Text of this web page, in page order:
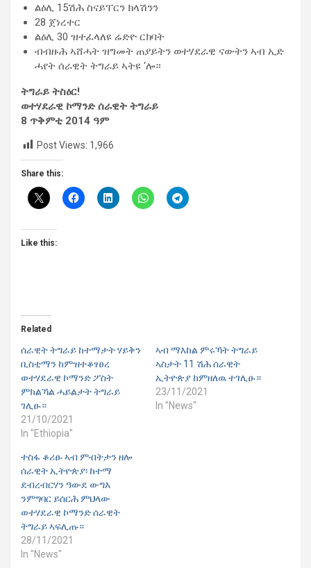
ልዕሊ 15ሽሕ ስናይፐርን ክላሽንን
28 ጀነረተር
ልዕሊ 30 ዝተፈላለዩ ሬድዮ ርክባት
ብብዙሕ ኣሸሓት ዝግመት ጠያይትን ወተሃደራዊ ናውትን ኣብ ኢድ
ሓየት ሰራዊት ትግራይ ኣትዩ ‘ሎ።
ትግራይ ትስዕር!
ወተሃደራዊ ኮማንድ ሰራዊት ትግራይ
8 ጥቅምቲ 2014 ዓም
Post Views: 1,966
Share this:
Like this:
Related
ሰራዊት ትግራይ ከተማታት ሃይቅን
ቢስቲማን ከምዝተቆፃፀረ
ወተሃደራዊ ኮማንድ ፖስት
ምክልኻል ሓይልታት ትግራይ
ገሊፁ።
21/10/2021
In "Ethiopia"
ኣብ ማእከል ምሩኻት ትግራይ
ኣስታት 11 ሽሕ ሰራዊት
ኢትዮጵያ ከምዘለዉ ተገሊፁ።
23/11/2021
In "News"
ተስፋ ቆሪፁ ኣብ ምብትታን ዘሎ
ሰራዊት ኢትዮጵያ፡ ከተማ
ደብረብርሃን ዓውደ ውግእ
ንምግባር ይሰርሕ ምህላው
ወተሃደራዊ ኮማንድ ሰራዊት
ትግራይ ኣፍሊጡ።
28/11/2021
In "News"